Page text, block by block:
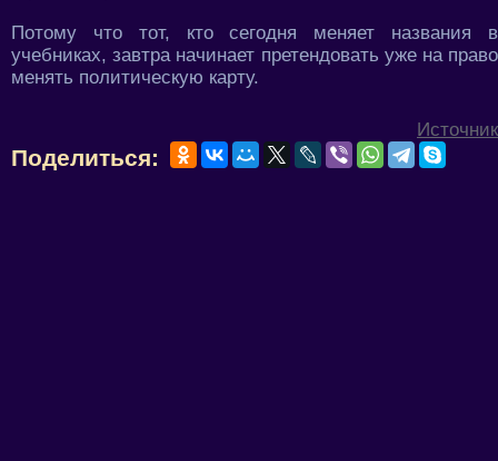
Потому что тот, кто сегодня меняет названия в
учебниках, завтра начинает претендовать уже на право
менять политическую карту.
Источник
Поделиться: